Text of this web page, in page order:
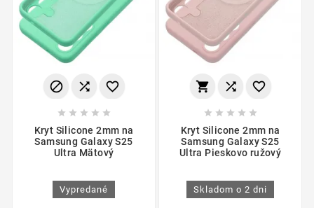
  
    
Kryt Silicone 2mm na
Samsung Galaxy S25
Ultra Mätový
Vypredané
  
    
Kryt Silicone 2mm na
Samsung Galaxy S25
Ultra Pieskovo ružový
Skladom o 2 dni